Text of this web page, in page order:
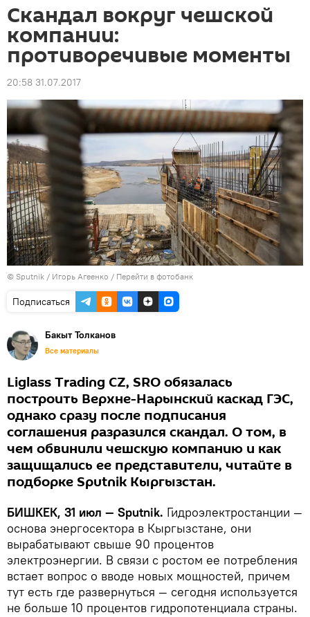
Скандал вокруг чешской
компании:
противоречивые моменты
20:58 31.07.2017
© Sputnik / Игорь Агеенко / Перейти в фотобанк
Подписаться
Бакыт Толканов
Все материалы
Liglass Trading CZ, SRO обязалась
построить Верхне-Нарынский каскад ГЭС,
однако сразу после подписания
соглашения разразился скандал. О том, в
чем обвинили чешскую компанию и как
защищались ее представители, читайте в
подборке Sputnik Кыргызстан.
БИШКЕК, 31 июл — Sputnik. Гидроэлектростанции —
основа энергосектора в Кыргызстане, они
вырабатывают свыше 90 процентов
электроэнергии. В связи с ростом ее потребления
встает вопрос о вводе новых мощностей, причем
тут есть где развернуться — сегодня используется
не больше 10 процентов гидропотенциала страны.